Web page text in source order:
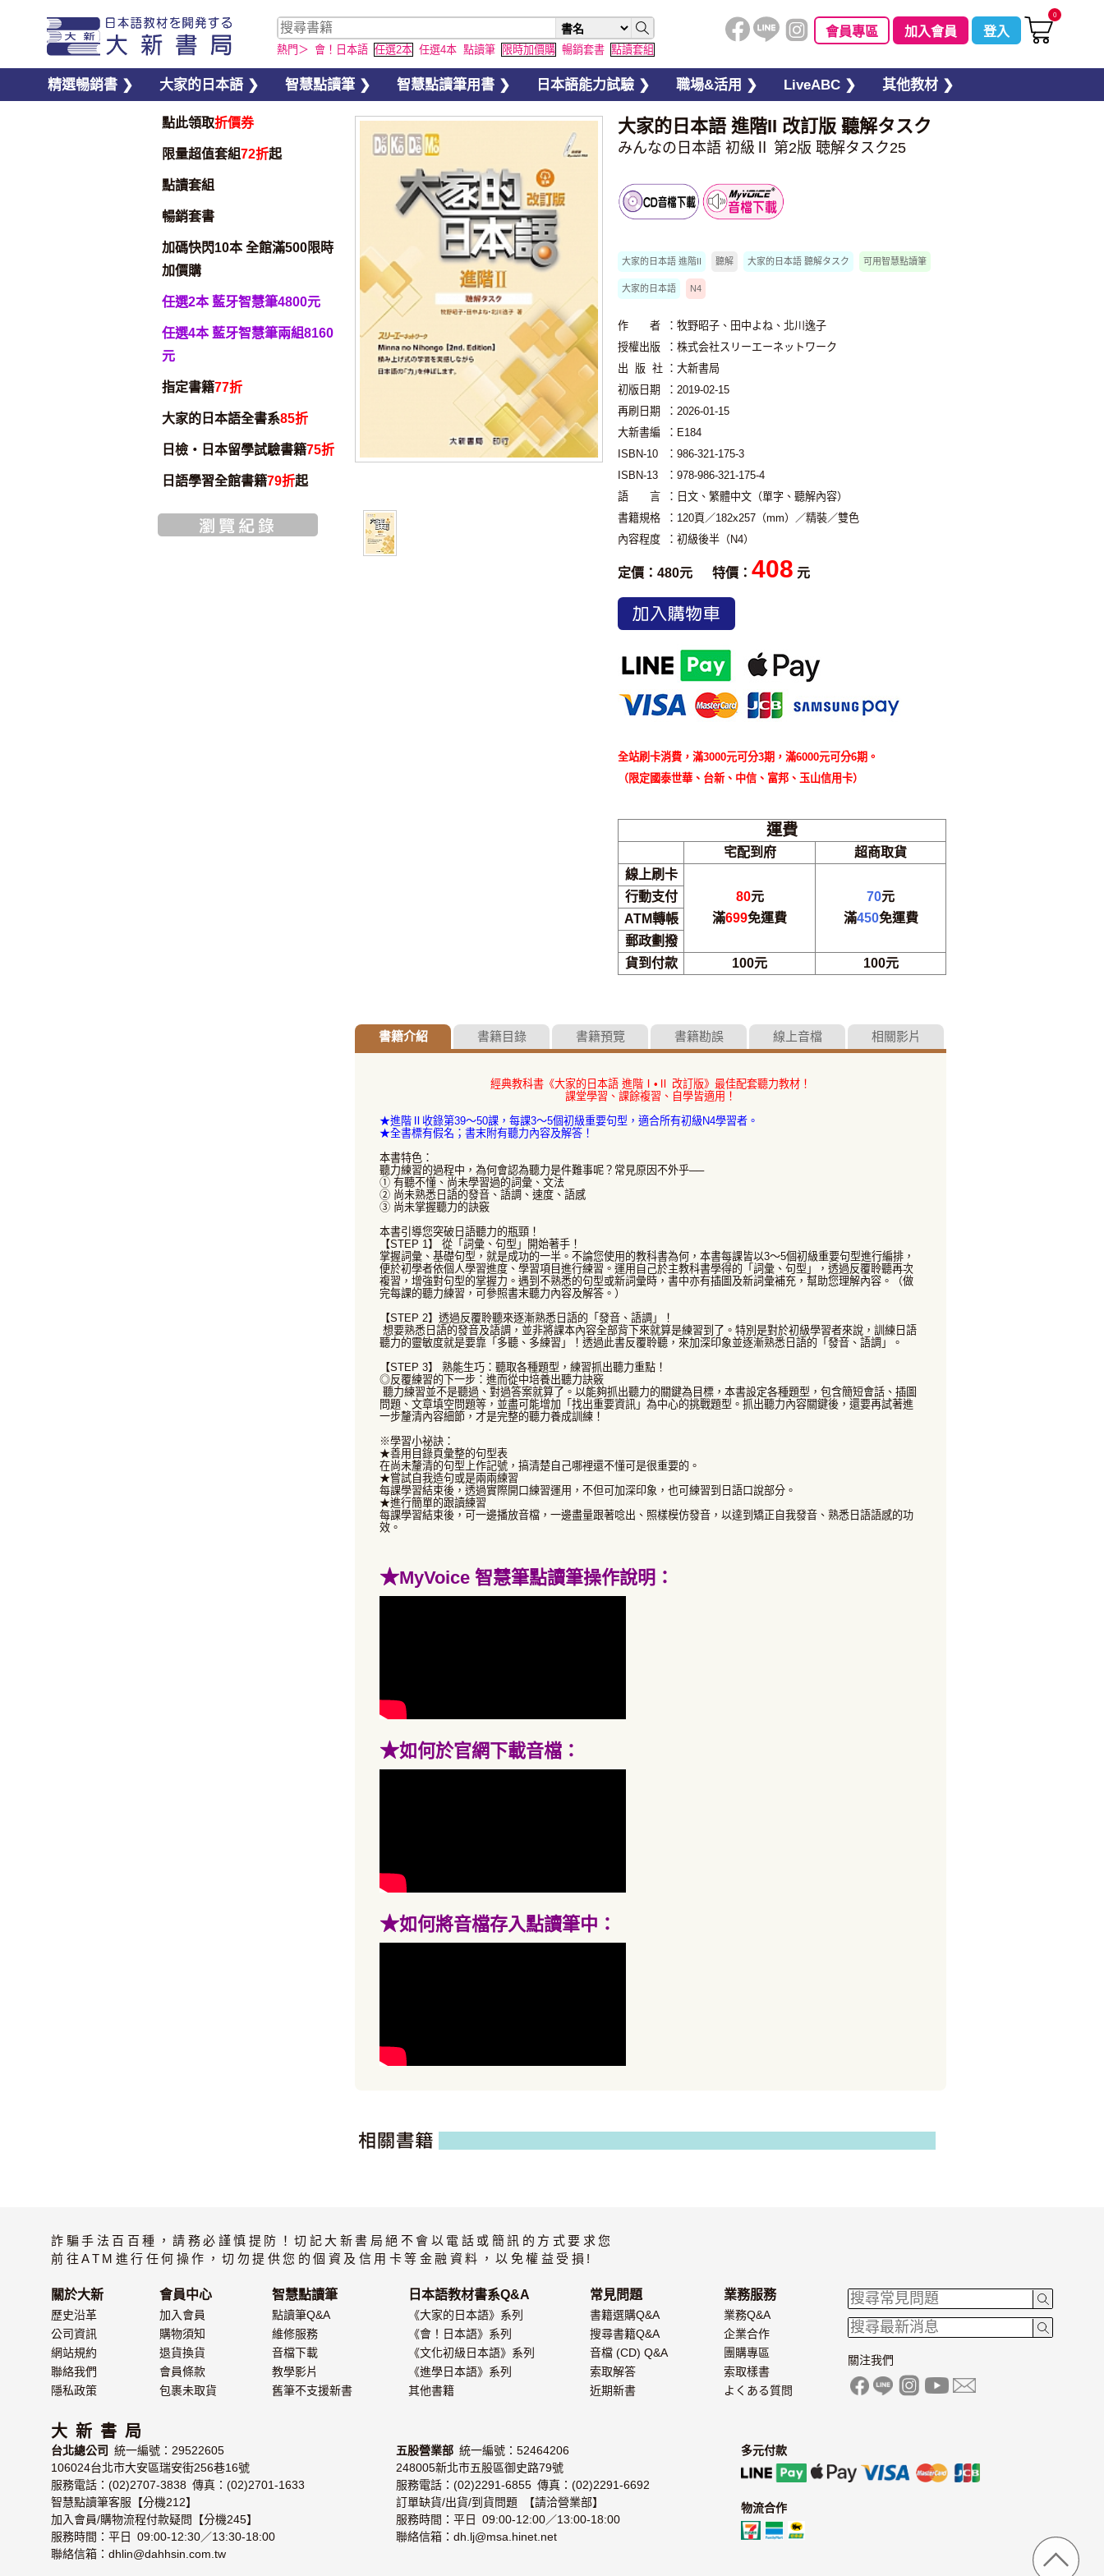
熱門＞ 會！日本語 任選2本 任選4本 點讀筆 限時加價購 暢銷套書 點讀套組
會員專區 加入會員 登入
0
精選暢銷書 ❯ 大家的日本語 ❯ 智慧點讀筆 ❯ 智慧點讀筆用書 ❯ 日本語能力試驗 ❯ 職場&活用 ❯ LiveABC ❯ 其他教材 ❯
點此領取折價券
限量超值套組72折起
點讀套組
暢銷套書
加碼快閃10本 全館滿500限時
加價購
任選2本 藍牙智慧筆4800元
任選4本 藍牙智慧筆兩組8160
元
指定書籍77折
大家的日本語全書系85折
日檢・日本留學試驗書籍75折
日語學習全館書籍79折起
大家的日本語 進階II 改訂版 聽解タスク
みんなの日本語 初級Ⅱ 第2版 聴解タスク25
書籍音檔 智慧筆下載
大家的日本語 進階II 聽解 大家的日本語 聽解タスク 可用智慧點讀筆
大家的日本語 N4
作 者
：牧野昭子、田中よね、北川逸子
授權出版
：株式会社スリーエーネットワーク
出 版 社 ：大新書局
初版日期
：2019-02-15
再刷日期
：2026-01-15
大新書編
：E184
ISBN-10
：986-321-175-3
ISBN-13
：978-986-321-175-4
語 言
：日文、繁體中文（單字、聽解內容）
書籍規格
：120頁／182x257（mm）／精裝／雙色
內容程度
：初級後半（N4）
定價：480元 特價： 408 元
全站刷卡消費，滿3000元可分3期，滿6000元可分6期。
（限定國泰世華、台新、中信、富邦、玉山信用卡）
運費
宅配到府
超商取貨
線上刷卡
80元
滿699免運費
70元
滿450免運費
行動支付
ATM轉帳
郵政劃撥
貨到付款
100元 100元
書籍介紹 書籍目錄 書籍預覽 書籍勘誤 線上音檔 相關影片
經典教科書《大家的日本語 進階Ⅰ•Ⅱ 改訂版》最佳配套聽力教材！
課堂學習、課餘複習、自學皆適用！
★進階Ⅱ收錄第39～50課，每課3～5個初級重要句型，適合所有初級N4學習者。
★全書標有假名；書末附有聽力內容及解答！
本書特色：
聽力練習的過程中，為何會認為聽力是件難事呢？常見原因不外乎──
① 有聽不懂、尚未學習過的詞彙、文法
② 尚未熟悉日語的發音、語調、速度、語感
③ 尚未掌握聽力的訣竅
本書引導您突破日語聽力的瓶頸！
【STEP 1】 從「詞彙、句型」開始著手！
掌握詞彙、基礎句型，就是成功的一半。不論您使用的教科書為何，本書每課皆以3～5個初級重要句型進行編排，
便於初學者依個人學習進度、學習項目進行練習。運用自己於主教科書學得的「詞彙、句型」，透過反覆聆聽再次
複習，增強對句型的掌握力。遇到不熟悉的句型或新詞彙時，書中亦有插圖及新詞彙補充，幫助您理解內容。（做
完每課的聽力練習，可參照書末聽力內容及解答。）
【STEP 2】透過反覆聆聽來逐漸熟悉日語的「發音、語調」！
想要熟悉日語的發音及語調，並非將課本內容全部背下來就算是練習到了。特別是對於初級學習者來說，訓練日語
聽力的靈敏度就是要靠「多聽、多練習」！透過此書反覆聆聽，來加深印象並逐漸熟悉日語的「發音、語調」。
【STEP 3】 熟能生巧：聽取各種題型，練習抓出聽力重點！
◎反覆練習的下一步：進而從中培養出聽力訣竅
聽力練習並不是聽過、對過答案就算了。以能夠抓出聽力的關鍵為目標，本書設定各種題型，包含簡短會話、插圖
問題、文章填空問題等，並盡可能增加「找出重要資訊」為中心的挑戰題型。抓出聽力內容關鍵後，還要再試著進
一步釐清內容細節，才是完整的聽力養成訓練！
※學習小祕訣：
★善用目錄頁彙整的句型表
在尚未釐清的句型上作記號，搞清楚自己哪裡還不懂可是很重要的。
★嘗試自我造句或是兩兩練習
每課學習結束後，透過實際開口練習運用，不但可加深印象，也可練習到日語口說部分。
★進行簡單的跟讀練習
每課學習結束後，可一邊播放音檔，一邊盡量跟著唸出、照樣模仿發音，以達到矯正自我發音、熟悉日語語感的功
效。
★MyVoice 智慧筆點讀筆操作說明：
★如何於官網下載音檔：
★如何將音檔存入點讀筆中：
詐騙手法百百種，請務必謹慎提防！切記大新書局絕不會以電話或簡訊的方式要求您
前往ATM進行任何操作，切勿提供您的個資及信用卡等金融資料，以免權益受損!
關於大新
歷史沿革
公司資訊
網站規約
聯絡我們
隱私政策
會員中心
加入會員
購物須知
退貨換貨
會員條款
包裹未取貨
智慧點讀筆
點讀筆Q&A
維修服務
音檔下載
教學影片
舊筆不支援新書
日本語教材書系Q&A
《大家的日本語》系列
《會！日本語》系列
《文化初級日本語》系列
《進學日本語》系列
其他書籍
常見問題
書籍選購Q&A
搜尋書籍Q&A
音檔 (CD) Q&A
索取解答
近期新書
業務服務
業務Q&A
企業合作
團購專區
索取樣書
よくある質問
關注我們
大 新 書 局
台北總公司 統一編號：29522605
106024台北市大安區瑞安街256巷16號
服務電話：(02)2707-3838 傳真：(02)2701-1633
智慧點讀筆客服【分機212】
加入會員/購物流程付款疑問【分機245】
服務時間：平日 09:00-12:30／13:30-18:00
聯絡信箱：dhlin@dahhsin.com.tw
五股營業部 統一編號：52464206
248005新北市五股區御史路79號
服務電話：(02)2291-6855 傳真：(02)2291-6692
訂單缺貨/出貨/到貨問題 【請洽營業部】
服務時間：平日 09:00-12:00／13:00-18:00
聯絡信箱：dh.lj@msa.hinet.net
多元付款
物流合作